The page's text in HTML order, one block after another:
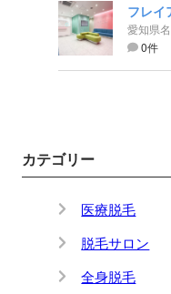
フレイ
愛知県
0件
カテゴリー
医療脱毛
脱毛サロン
全身脱毛